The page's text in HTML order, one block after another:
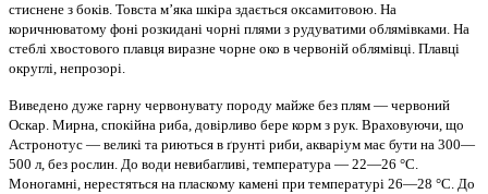
стиснене з боків. Товста м’яка шкіра здається оксамитовою. На
коричнюватому фоні розкидані чорні плями з рудуватими облямівками. На
стеблі хвостового плавця виразне чорне око в червоній облямівці. Плавці
округлі, непрозорі.
Виведено дуже гарну червонувату породу майже без плям — червоний
Оскар. Мирна, спокійна риба, довірливо бере корм з рук. Враховуючи, що
Астронотус — великі та риються в ґрунті риби, акваріум має бути на 300—
500 л, без рослин. До води невибагливі, температура — 22—26 °С.
Моногамні, нерестяться на пласкому камені при температурі 26—28 °С. До